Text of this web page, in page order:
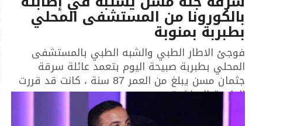
بالكورونا من المستشفى المحلي
بطبربة بمنوبة
فوجئ الاطار الطبي والشبه الطبي بالمستشفى
المحلي بطبربة صبيحة اليوم بتعمد عائلة سرقة
جثمان مسن يبلغ من العمر 87 سنة ، كانت قد قررت
الطبيبة المباشرة...